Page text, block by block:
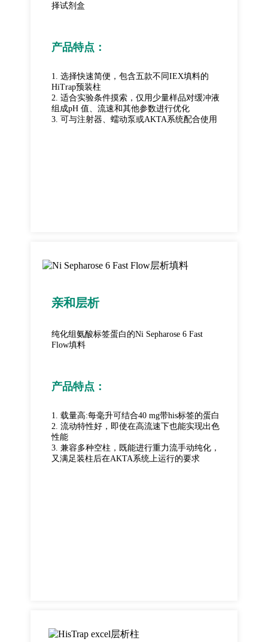
择试剂盒
产品特点：
1. 选择快速简便，包含五款不同IEX填料的
HiTrap预装柱
2. 适合实验条件摸索，仅用少量样品对缓冲液
组成pH 值、流速和其他参数进行优化
3. 可与注射器、蠕动泵或AKTA系统配合使用
亲和层析
纯化组氨酸标签蛋白的Ni Sepharose 6 Fast
Flow填料
产品特点：
1. 载量高:每毫升可结合40 mg带his标签的蛋白
2. 流动特性好，即使在高流速下也能实现出色
性能
3. 兼容多种空柱，既能进行重力流手动纯化，
又满足装柱后在AKTA系统上运行的要求